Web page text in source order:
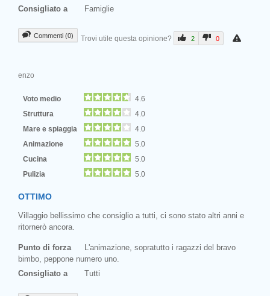
Consigliato a
Famiglie
Commenti (0) Trovi utile questa opinione? 2 0
enzo
Voto medio
4.6
Struttura
4.0
Mare e spiaggia
4.0
Animazione
5.0
Cucina
5.0
Pulizia
5.0
OTTIMO
Villaggio bellissimo che consiglio a tutti, ci sono stato altri anni e
ritornerò ancora.
Punto di forza
L'animazione, sopratutto i ragazzi del bravo
bimbo, peppone numero uno.
Consigliato a
Tutti